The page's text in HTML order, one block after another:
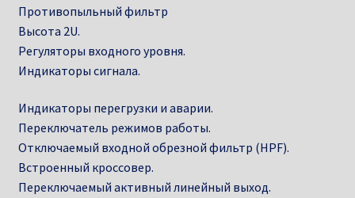
Противопыльный фильтр
Высота 2U.
Регуляторы входного уровня.
Индикаторы сигнала.
Индикаторы перегрузки и аварии.
Переключатель режимов работы.
Отключаемый входной обрезной фильтр (HPF).
Встроенный кроссовер.
Переключаемый активный линейный выход.